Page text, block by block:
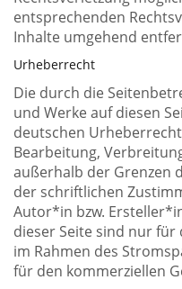
entsprechenden
Inhalte umgehend
Urheberrecht
Die durch die
und Werke auf diesen
deutschen
Bearbeitung,
außerhalb der Grenzen
der schriftlichen
Autor*in bzw.
dieser Seite sind nur für
im Rahmen des
für den kommerziellen